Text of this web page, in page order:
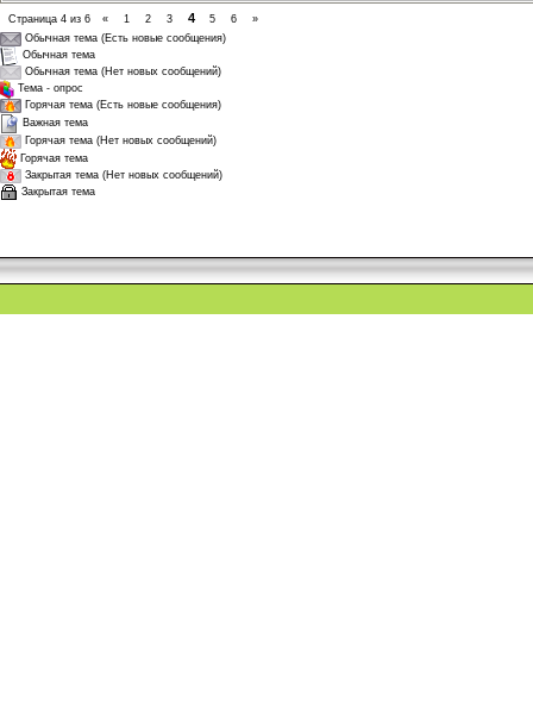
Страница 4 из 6 « 1 2 3 4 5 6
»
Обычная тема (Есть новые сообщения)
Обычная тема
Обычная тема (Нет новых сообщений)
Тема - опрос
Горячая тема (Есть новые сообщения)
Важная тема
Горячая тема (Нет новых сообщений)
Горячая тема
Закрытая тема (Нет новых сообщений)
Закрытая тема